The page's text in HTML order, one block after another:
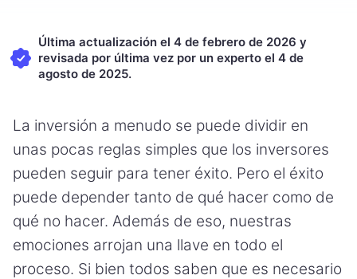
Última actualización el 4 de febrero de 2026 y
revisada por última vez por un experto el 4 de
agosto de 2025.
La inversión a menudo se puede dividir en
unas pocas reglas simples que los inversores
pueden seguir para tener éxito. Pero el éxito
puede depender tanto de qué hacer como de
qué no hacer. Además de eso, nuestras
emociones arrojan una llave en todo el
proceso. Si bien todos saben que es necesario